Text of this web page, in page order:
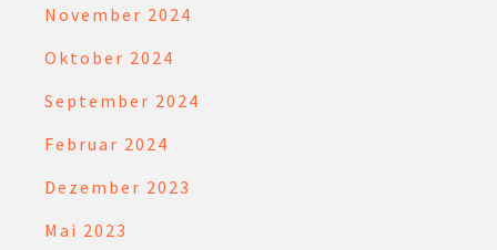
November 2024
Oktober 2024
September 2024
Februar 2024
Dezember 2023
Mai 2023